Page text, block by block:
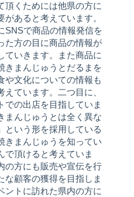
頂くためには他県の方に
があると考えています。
SNSで商品の情報発信を
た方の目に商品の情報が
ていきます。また商品に
きまんじゅうとだるまを
や文化についての情報も
えています。二つ目に、
での出店を目指していま
まんじゅうとは全く異な
という形を採用している
きまんじゅうを知ってい
で頂けると考えていま
の方にも販売や宣伝を行
な顧客の獲得を目指しま
ントに訪れた県内の方に